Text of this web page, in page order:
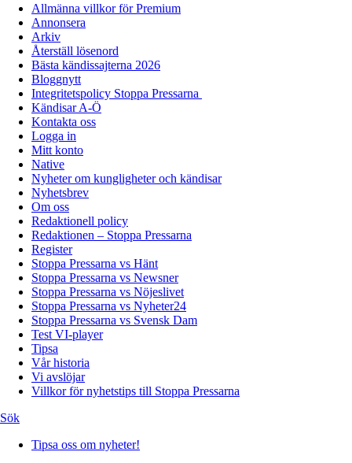
Allmänna villkor för Premium
Annonsera
Arkiv
Återställ lösenord
Bästa kändissajterna 2026
Bloggnytt
Integritetspolicy Stoppa Pressarna
Kändisar A-Ö
Kontakta oss
Logga in
Mitt konto
Native
Nyheter om kungligheter och kändisar
Nyhetsbrev
Om oss
Redaktionell policy
Redaktionen – Stoppa Pressarna
Register
Stoppa Pressarna vs Hänt
Stoppa Pressarna vs Newsner
Stoppa Pressarna vs Nöjeslivet
Stoppa Pressarna vs Nyheter24
Stoppa Pressarna vs Svensk Dam
Test VI-player
Tipsa
Vår historia
Vi avslöjar
Villkor för nyhetstips till Stoppa Pressarna
Sök
Tipsa oss om nyheter!